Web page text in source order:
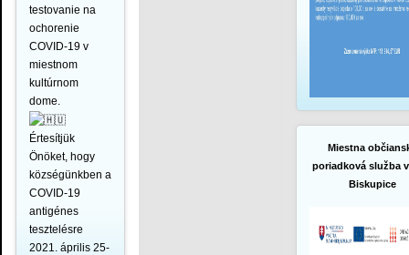
testovanie na
ochorenie
COVID-19 v
miestnom
kultúrnom
dome.
Értesítjük
Önöket, hogy
községünkben a
COVID-19
antigénes
tesztelésre
2021. április 25-
Miestna
poriadková služba
Biskupice